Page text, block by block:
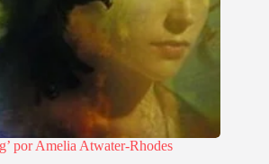
por Amelia Atwater-Rhodes